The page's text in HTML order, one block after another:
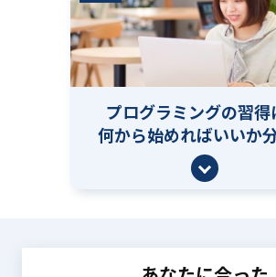
プログラミングの習得
何から始めればいいか